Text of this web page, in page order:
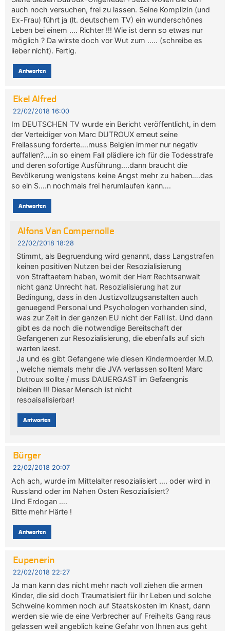
auch noch versuchen, frei zu lassen. Seine Komplizin (und
Ex-Frau) führt ja (lt. deutschem TV) ein wunderschönes
Leben bei einem …. Richter !!! Wie ist denn so etwas nur
möglich ? Da wirste doch vor Wut zum ….. (schreibe es
lieber nicht). Fertig.
Antworten
Ekel Alfred
22/02/2018 16:00
Im DEUTSCHEN TV wurde ein Bericht veröffentlicht, in dem
der Verteidiger von Marc DUTROUX erneut seine
Freilassung forderte….muss Belgien immer nur negativ
auffallen?….in so einem Fall plädiere ich für die Todesstrafe
und deren sofortige Ausführung….dann braucht die
Bevölkerung wenigstens keine Angst mehr zu haben….das
so ein S….n nochmals frei herumlaufen kann….
Antworten
Alfons Van Compernolle
22/02/2018 18:28
Stimmt, als Begruendung wird genannt, dass Langstrafen
keinen positiven Nutzen bei der Resozialisierung
von Straftaetern haben, womit der Herr Rechtsanwalt
nicht ganz Unrecht hat. Resozialisierung hat zur
Bedingung, dass in den Justizvollzugsanstalten auch
genuegend Personal und Psychologen vorhanden sind,
was zur Zeit in der ganzen EU nicht der Fall ist. Und dann
gibt es da noch die notwendige Bereitschaft der
Gefangenen zur Resozialisierung, die ebenfalls auf sich
warten laest.
Ja und es gibt Gefangene wie diesen Kindermoerder M.D.
, welche niemals mehr die JVA verlassen sollten! Marc
Dutroux sollte / muss DAUERGAST im Gefaengnis
bleiben !!! Dieser Mensch ist nicht
resoaisalisierbar!
Antworten
Bürger
22/02/2018 20:07
Ach ach, wurde im Mittelalter resozialisiert …. oder wird in
Russland oder im Nahen Osten Resozialisiert?
Und Erdogan ….
Bitte mehr Härte !
Antworten
Eupenerin
22/02/2018 22:27
Ja man kann das nicht mehr nach voll ziehen die armen
Kinder, die sid doch Traumatisiert für ihr Leben und solche
Schweine kommen noch auf Staatskosten im Knast, dann
werden sie wie de eine Verbrecher auf Freiheits Gang raus
gelassen weil angeblich keine Gefahr von Ihnen aus geht